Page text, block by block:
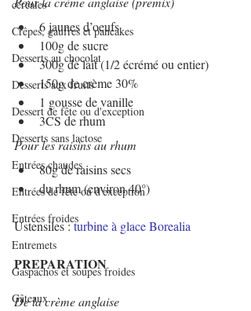
céréales
Crêpes, gaufres et pancakes
Desserts au chocolat
Desserts aux fruits
Dessert de fête ou d'exception
Desserts sans lactose
Entrées chaudes
Entrées de fête ou d'exception
Entrées froides
Entremets
Gaspachos et soupes froides
Gâteaux
6 jaunes d’oeufs
100g de sucre
300g de lait (1/2 écrémé ou entier)
150g de crème 30%
1 gousse de vanille
3CS de rhum
Pour les raisins au rhum
80g de raisins secs
du rhum (environ 40°)
Ustensiles : turbine à glace Borealia
PREPARATION
De la crème anglaise